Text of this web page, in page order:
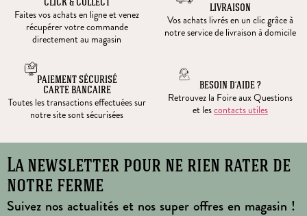
CLICK & COLLECT
Faites vos achats en ligne et venez
récupérer votre commande
directement au magasin
LIVRAISON
Vos achats livrés en un clic grâce à
notre service de livraison à domicile
PAIEMENT SÉCURISÉ
CARTE BANCAIRE
Toutes les transactions effectuées sur
notre site sont sécurisées
BESOIN D’AIDE ?
Retrouvez la Foire aux Questions
et lescontacts utiles
La newsletter pour ne rien rater de
notre ferme
Suivez nos actualités et nos super offres en magasin !